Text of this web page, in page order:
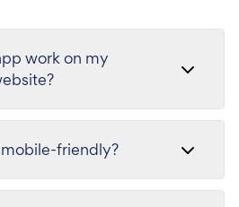
work on my
friendly?